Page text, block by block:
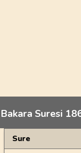
Bakara Suresi
Genel Bilgiler
Sure